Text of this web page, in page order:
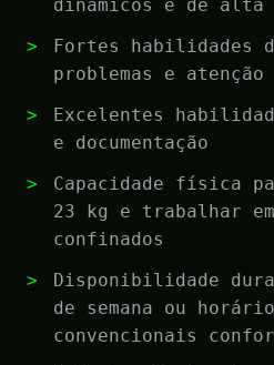
dinâmicos e de alta
Fortes habilidades
problemas e
Excelentes
e documentação
Capacidade física
23 kg e trabalhar em
confinados
Disponibilidade
de semana ou
convencionais